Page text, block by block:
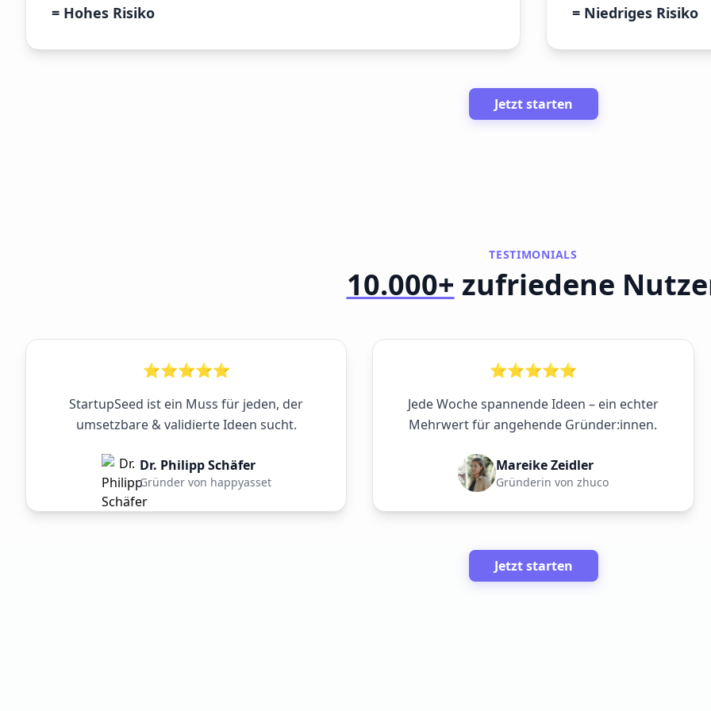
= Hohes Risiko = Niedriges Risiko
Jetzt starten
TESTIMONIALS
10.000+ zufriedene
⭐⭐⭐⭐⭐
StartupSeed ist ein Muss für jeden, der
umsetzbare & validierte Ideen sucht.
Dr. Philipp Schäfer
Gründer von happyasset
⭐⭐⭐⭐⭐
Jede Woche spannende Ideen – ein echter
Mehrwert für angehende Gründer:innen.
Mareike Zeidler
Gründerin von zhuco
Jetzt starten